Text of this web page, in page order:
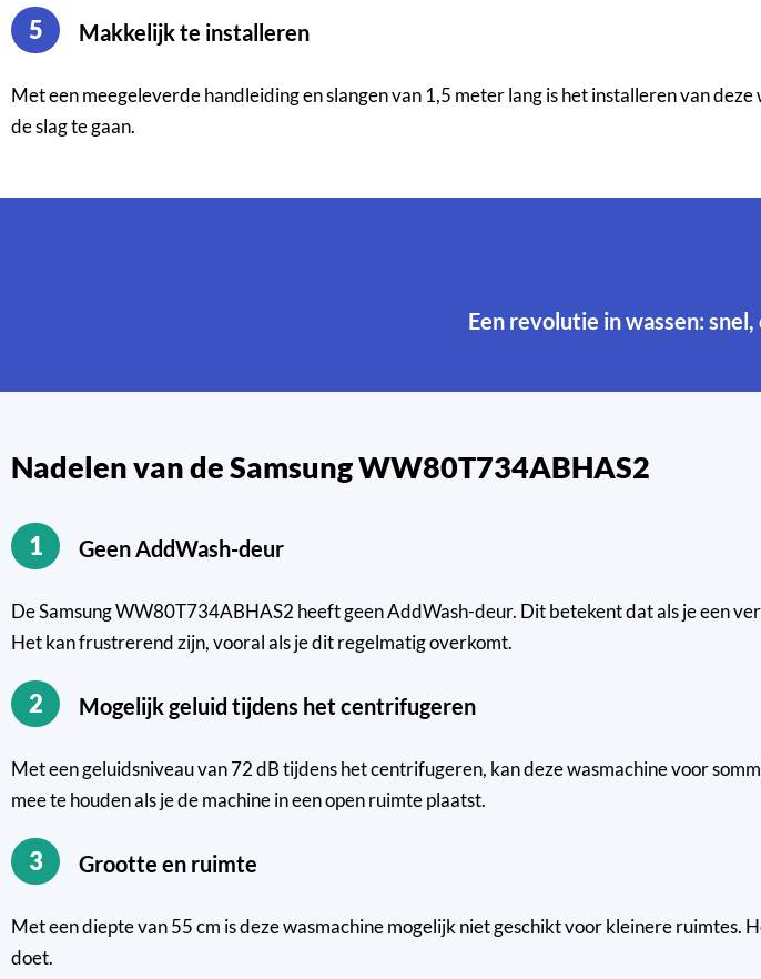
5 Makkelijk te installeren
Met een meegeleverde handleiding en slangen van 1,5 meter lang is het installeren van
de slag te gaan.
Een revolutie in wassen:
Nadelen van de Samsung WW80T734ABHAS2
1 Geen AddWash-deur
De Samsung WW80T734ABHAS2 heeft geen AddWash-deur. Dit betekent dat als je een
Het kan frustrerend zijn, vooral als je dit regelmatig overkomt.
2 Mogelijk geluid tijdens het centrifugeren
Met een geluidsniveau van 72 dB tijdens het centrifugeren, kan deze wasmachine voor
mee te houden als je de machine in een open ruimte plaatst.
3 Grootte en ruimte
Met een diepte van 55 cm is deze wasmachine mogelijk niet geschikt voor kleinere
doet.